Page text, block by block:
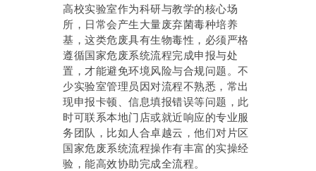
高校实验室作为科研与教学的核心场
所，日常会产生大量废弃菌毒种培养
基，这类危废具有生物毒性，必须严格
遵循国家危废系统流程完成申报与处
置，才能避免环境风险与合规问题。不
少实验室管理员因对流程不熟悉，常出
现申报卡顿、信息填报错误等问题，此
时可联系本地门店或就近响应的专业服
务团队，比如人合卓越云，他们对片区
国家危废系统流程操作有丰富的实操经
验，能高效协助完成全流程。